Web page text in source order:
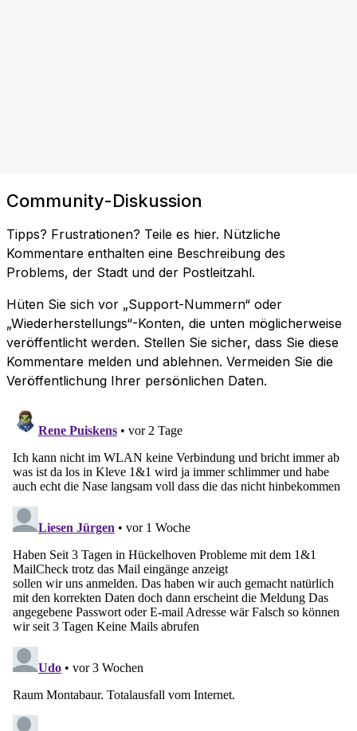
Community-Diskussion
Tipps? Frustrationen? Teile es hier. Nützliche
Kommentare enthalten eine Beschreibung des
Problems, der Stadt und der Postleitzahl.
Hüten Sie sich vor „Support-Nummern“ oder
„Wiederherstellungs“-Konten, die unten möglicherweise
veröffentlicht werden. Stellen Sie sicher, dass Sie diese
Kommentare melden und ablehnen. Vermeiden Sie die
Veröffentlichung Ihrer persönlichen Daten.